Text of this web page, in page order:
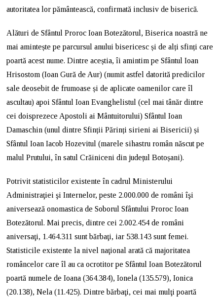
autoritatea lor pământească, confirmată inclusiv de biserică.
Alături de Sfântul Proroc Ioan Botezătorul, Biserica noastră ne
mai amintește pe parcursul anului bisericesc și de alți sfinți care
poartă acest nume. Dintre aceștia, îi amintim pe Sfântul Ioan
Hrisostom (Ioan Gură de Aur) (numit astfel datorită predicilor
sale deosebit de frumoase și de aplicate oamenilor care îl
ascultau) apoi Sfântul Ioan Evanghelistul (cel mai tânăr dintre
cei doisprezece Apostoli ai Mântuitorului) Sfântul Ioan
Damaschin (unul dintre Sfinții Părinți sirieni ai Bisericii) și
Sfântul Ioan Iacob Hozevitul (marele sihastru român născut pe
malul Prutului, în satul Crăiniceni din județul Botoșani).
Potrivit statisticilor existente în cadrul Ministerului
Administraţiei şi Internelor, peste 2.000.000 de români îşi
aniversează onomastica de Soborul Sfântului Proroc Ioan
Botezătorul. Mai precis, dintre cei 2.002.454 de români
aniversaţi, 1.464.311 sunt bărbaţi, iar 538.143 sunt femei.
Statisticile existente la nivel naţional arată că majoritatea
româncelor care îl au ca ocrotitor pe Sfântul Ioan Botezătorul
poartă numele de Ioana (364.384), Ionela (135.579), Ionica
(20.138), Nela (11.425). Dintre bărbaţi, cei mai mulţi poartă